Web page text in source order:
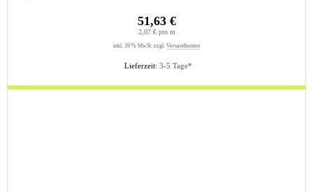
Lieferzeit: 3-5 Tage*
51,63 €
2,07 € pro m
inkl. 19 % MwSt. zzgl. Versandkosten